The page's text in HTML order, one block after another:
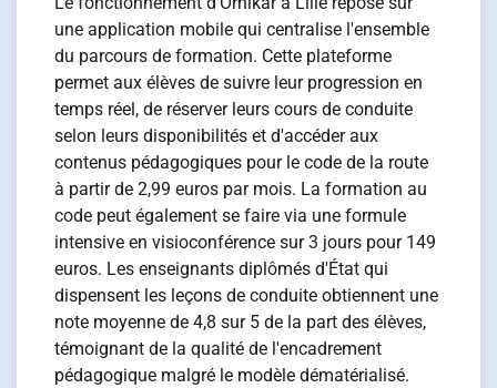
une application mobile qui centralise l'ensemble
du parcours de formation. Cette plateforme
permet aux élèves de suivre leur progression en
temps réel, de réserver leurs cours de conduite
selon leurs disponibilités et d'accéder aux
contenus pédagogiques pour le code de la route
à partir de 2,99 euros par mois. La formation au
code peut également se faire via une formule
intensive en visioconférence sur 3 jours pour 149
euros. Les enseignants diplômés d'État qui
dispensent les leçons de conduite obtiennent une
note moyenne de 4,8 sur 5 de la part des élèves,
témoignant de la qualité de l'encadrement
pédagogique malgré le modèle dématérialisé.